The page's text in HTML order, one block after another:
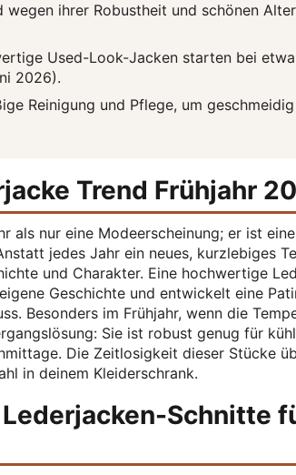
ihrer Robustheit und schönen
Used-Look-Jacken starten bei
2026).
Reinigung und Pflege, um
Trend Frühjahr
als nur eine Modeerscheinung; er ist
jedes Jahr ein neues, kurzlebiges
und Charakter. Eine hochwertige
Geschichte und entwickelt eine
Besonders im Frühjahr, wenn die
Sie ist robust genug für
Die Zeitlosigkeit dieser Stücke
in deinem Kleiderschrank.
Schnitte